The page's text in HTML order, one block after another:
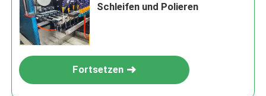
Schleifen und Polieren
Fortsetzen